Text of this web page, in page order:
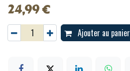
24,99€
Ajouter au panier